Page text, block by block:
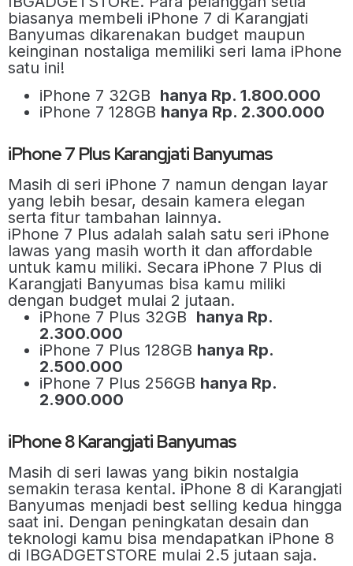
biasanya membeli iPhone 7 di Karangjati
Banyumas dikarenakan budget maupun
keinginan nostaliga memiliki seri lama iPhone
satu ini!
iPhone 7 32GB hanya Rp. 1.800.000
iPhone 7 128GB hanya Rp. 2.300.000
iPhone 7 Plus Karangjati Banyumas
Masih di seri iPhone 7 namun dengan layar
yang lebih besar, desain kamera elegan
serta fitur tambahan lainnya.
iPhone 7 Plus adalah salah satu seri iPhone
lawas yang masih worth it dan affordable
untuk kamu miliki. Secara iPhone 7 Plus di
Karangjati Banyumas bisa kamu miliki
dengan budget mulai 2 jutaan.
iPhone 7 Plus 32GB hanya Rp.
2.300.000
iPhone 7 Plus 128GB hanya Rp.
2.500.000
iPhone 7 Plus 256GB hanya Rp.
2.900.000
iPhone 8 Karangjati Banyumas
Masih di seri lawas yang bikin nostalgia
semakin terasa kental. iPhone 8 di Karangjati
Banyumas menjadi best selling kedua hingga
saat ini. Dengan peningkatan desain dan
teknologi kamu bisa mendapatkan iPhone 8
di IBGADGETSTORE mulai 2.5 jutaan saja.